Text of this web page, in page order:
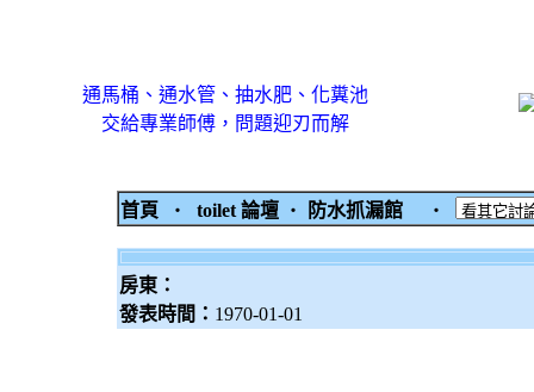
通馬桶、通水管、抽水肥、化糞池
交給專業師傅，問題迎刃而解
首頁 ‧ toilet 論壇 ‧ 防水抓漏館 ‧
房東：
發表時間： 1970-01-01